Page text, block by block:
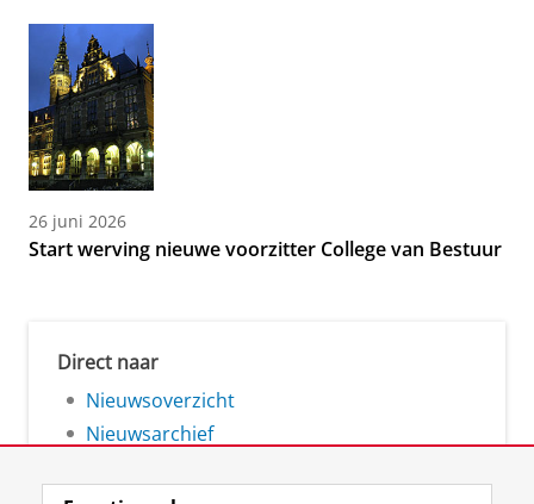
26 juni 2026
Start werving nieuwe voorzitter College van Bestuur
Direct naar
Nieuwsoverzicht
Nieuwsarchief